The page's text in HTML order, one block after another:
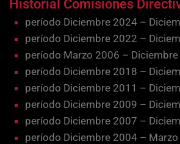
Historial Comisiones
período Diciembre 2024 –
período Diciembre 2022 –
período Marzo 2006 –
período Diciembre 2018 –
período Diciembre 2011 –
período Diciembre 2009 –
período Diciembre 2007 –
período Diciembre 2004 –